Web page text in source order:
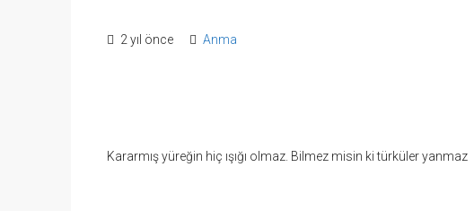
2 yıl önce Anma
Kararmış yüreğin hiç ışığı olmaz. Bilmez misin ki türküler yanmaz